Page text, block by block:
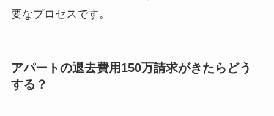
要なプロセスです。
アパートの退去費用150万請求がきたらどう
する？